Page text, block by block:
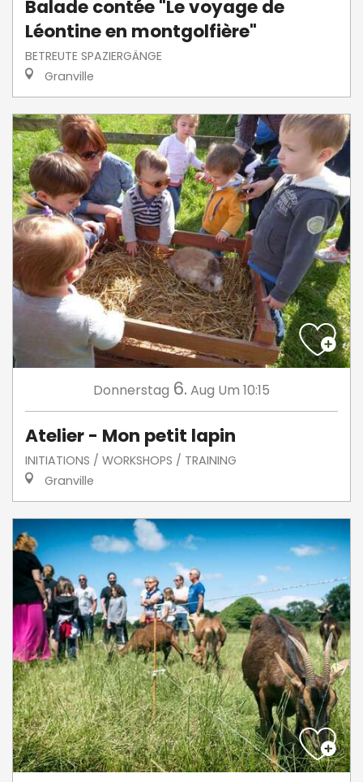
Balade contée "Le voyage de
Léontine en montgolfière"
BETREUTE SPAZIERGÄNGE
Granville
Donnerstag 6. Aug Um 10:15
Atelier - Mon petit lapin
INITIATIONS / WORKSHOPS / TRAINING
Granville